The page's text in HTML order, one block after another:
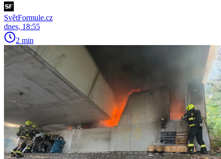
SvětFormule.cz
dnes, 18:55
2 min